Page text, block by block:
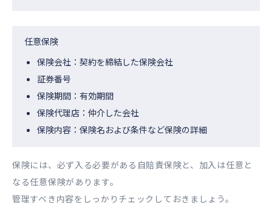
任意保険
保険会社：契約を締結した保険会社
証券番号
保険期間：有効期間
保険代理店：仲介した会社
保険内容：保険名および条件など保険の詳細
保険には、必ず入る必要がある自賠責保険と、加入は任意と
なる任意保険があります。
管理すべき内容をしっかりチェックしておきましょう。